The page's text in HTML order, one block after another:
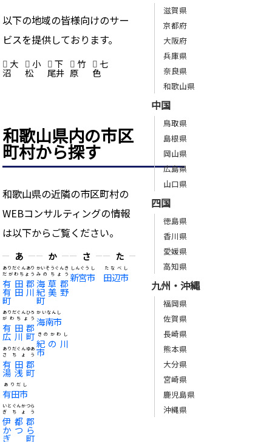
以下の地域の皆様向けのサー
ビスを提供しております。
大
沼
小
松
下
尾井
竹
原
七
色
和歌山県内の市区
町村から探す
和歌山県の近隣の市区町村の
WEBコンサルティングの情報
は以下からご覧ください。
あ
有田郡
有田川
町
ありだぐんあり
だがわちょう
有田郡
広川町
ありだぐんひろ
がわちょう
有田郡
湯浅町
ありだぐんゆあ
さちょう
有田市
ありだし
伊都郡
かつら
ぎ町
いとぐんかつら
ぎちょう
か
海草郡
紀美野
町
かいそうぐんき
みのちょう
海南市
かいなんし
紀の川
市
きのかわし
さ
新宮市
しんぐうし
た
田辺市
たなべし
滋賀県
京都府
大阪府
兵庫県
奈良県
和歌山県
中国
鳥取県
島根県
岡山県
広島県
山口県
四国
徳島県
香川県
愛媛県
高知県
九州・沖縄
福岡県
佐賀県
長崎県
熊本県
大分県
宮崎県
鹿児島県
沖縄県